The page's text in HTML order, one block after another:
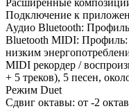
Расширенные
Подключение к
Аудио Bluetooth:
Bluetooth MIDI:
низким
MIDI рекордер /
+ 5 треков), 5 песен,
Режим Duet
Сдвиг октавы: от -2